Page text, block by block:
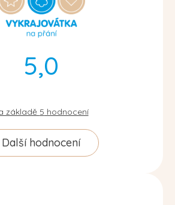
5,0
základě 5 hodnocení
Další hodnocení